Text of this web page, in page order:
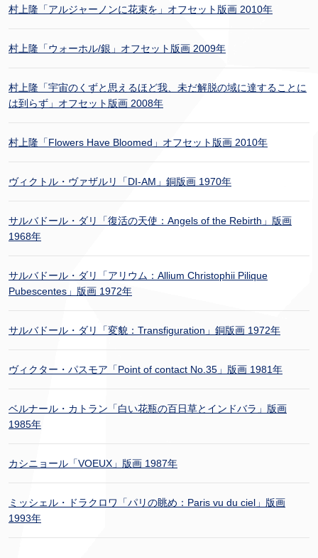
村上隆「アルジャーノンに花束を」オフセット版画 2010年
村上隆「ウォーホル/銀」オフセット版画 2009年
村上隆「宇宙のくずと思えるほど我、未だ解脱の域に達することに
は到らず」オフセット版画 2008年
村上隆「Flowers Have Bloomed」オフセット版画 2010年
ヴィクトル・ヴァザルリ「DI-AM」銅版画 1970年
サルバドール・ダリ「復活の天使：Angels of the Rebirth」版画
1968年
サルバドール・ダリ「アリウム：Allium Christophii Pilique
Pubescentes」版画 1972年
サルバドール・ダリ「変貌：Transfiguration」銅版画 1972年
ヴィクター・パスモア「Point of contact No.35」版画 1981年
ベルナール・カトラン「白い花瓶の百日草とインドバラ」版画
1985年
カシニョール「VOEUX」版画 1987年
ミッシェル・ドラクロワ「パリの眺め：Paris vu du ciel」版画
1993年